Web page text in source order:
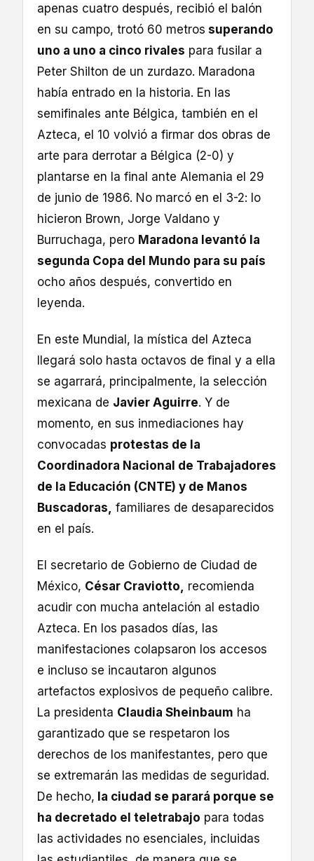
apenas cuatro después, recibió el balón
en su campo, trotó 60 metros superando
uno a uno a cinco rivales para fusilar a
Peter Shilton de un zurdazo. Maradona
había entrado en la historia. En las
semifinales ante Bélgica, también en el
Azteca, el 10 volvió a firmar dos obras de
arte para derrotar a Bélgica (2-0) y
plantarse en la final ante Alemania el 29
de junio de 1986. No marcó en el 3-2: lo
hicieron Brown, Jorge Valdano y
Burruchaga, pero Maradona levantó la
segunda Copa del Mundo para su país
ocho años después, convertido en
leyenda.
En este Mundial, la mística del Azteca
llegará solo hasta octavos de final y a ella
se agarrará, principalmente, la selección
mexicana de Javier Aguirre. Y de
momento, en sus inmediaciones hay
convocadas protestas de la
Coordinadora Nacional de Trabajadores
de la Educación (CNTE) y de Manos
Buscadoras, familiares de desaparecidos
en el país.
El secretario de Gobierno de Ciudad de
México, César Craviotto,
recomienda
acudir con mucha antelación al estadio
Azteca. En los pasados días, las
manifestaciones colapsaron los accesos
e incluso se incautaron algunos
artefactos explosivos de pequeño calibre.
La presidenta Claudia Sheinbaum ha
garantizado que se respetaron los
derechos de los manifestantes, pero que
se extremarán las medidas de seguridad.
De hecho, la ciudad se parará porque se
ha decretado el teletrabajo para todas
las actividades no esenciales, incluidas